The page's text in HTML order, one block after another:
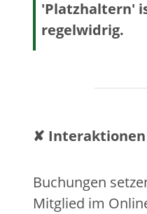
'Platzhaltern'
regelwidrig.
✘ Interaktionen
Buchungen
Mitglied im